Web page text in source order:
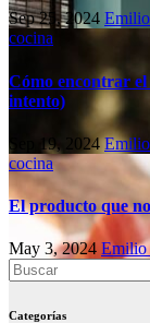
Sep 25, 2024
cocina
Cómo encontrar
intento)
Sep 19, 2024
cocina
El producto que
May 3, 2024 Emilio
Categorías